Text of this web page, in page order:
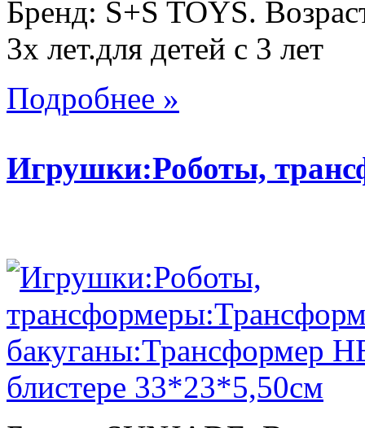
Бренд: S+S TOYS.
3х лет.для детей с 3 лет
Подробнее »
Игрушки:Роботы,